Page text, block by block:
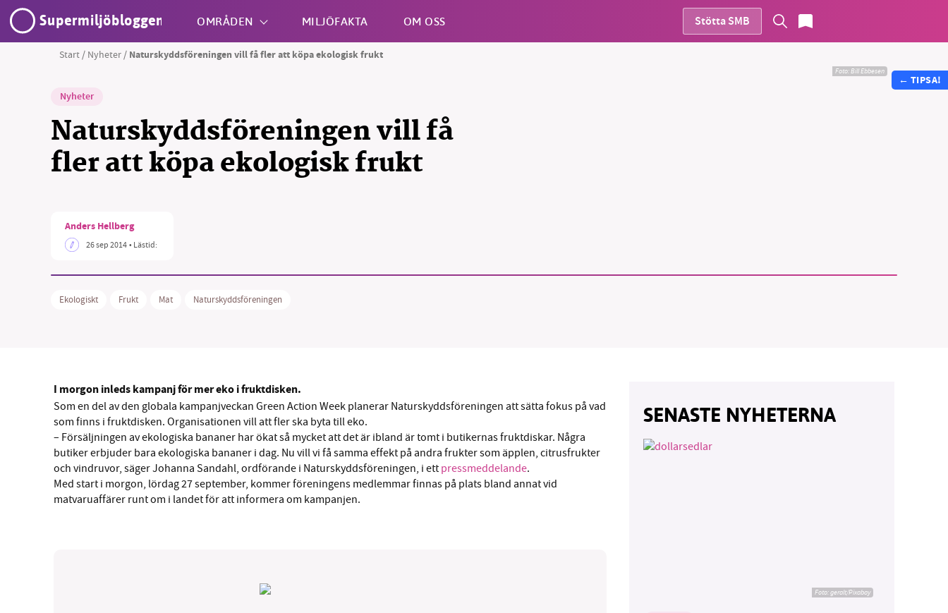
Supermiljöbloggen OMRÅDEN MILJÖFAKTA OM OSS Stötta SMB
Start / Nyheter / Naturskyddsföreningen vill få fler att köpa ekologisk frukt
Nyheter
Naturskyddsföreningen vill få
fler att köpa ekologisk frukt
Foto: Bill Ebbesen
Anders Hellberg
26 sep 2014• Lästid:
Ekologiskt Frukt Mat Naturskyddsföreningen
I morgon inleds kampanj för mer eko i fruktdisken.
Som en del av den globala kampanjveckan Green Action Week planerar Naturskyddsföreningen att sätta fokus på vad
som finns i fruktdisken. Organisationen vill att fler ska byta till eko.
– Försäljningen av ekologiska bananer har ökat så mycket att det är ibland är tomt i butikernas fruktdiskar. Några
butiker erbjuder bara ekologiska bananer i dag. Nu vill vi få samma effekt på andra frukter som äpplen, citrusfrukter
och vindruvor, säger Johanna Sandahl, ordförande i Naturskyddsföreningen, i ett pressmeddelande.
Med start i morgon, lördag 27 september, kommer föreningens medlemmar finnas på plats bland annat vid
matvaruaffärer runt om i landet för att informera om kampanjen.
SENASTE NYHETERNA
Foto:geralt/Pixabay
← TIPSA!